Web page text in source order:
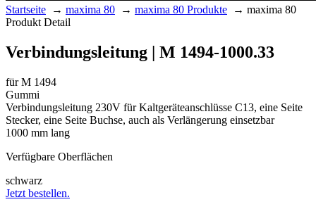
Startseite → maxima 80 → maxima 80 Produkte → maxima 80
Produkt Detail
Verbindungsleitung | M 1494-1000.33
für M 1494
Gummi
Verbindungsleitung 230V für Kaltgeräteanschlüsse C13, eine Seite
Stecker, eine Seite Buchse, auch als Verlängerung einsetzbar
1000 mm lang
Verfügbare Oberflächen
schwarz
Jetzt bestellen.